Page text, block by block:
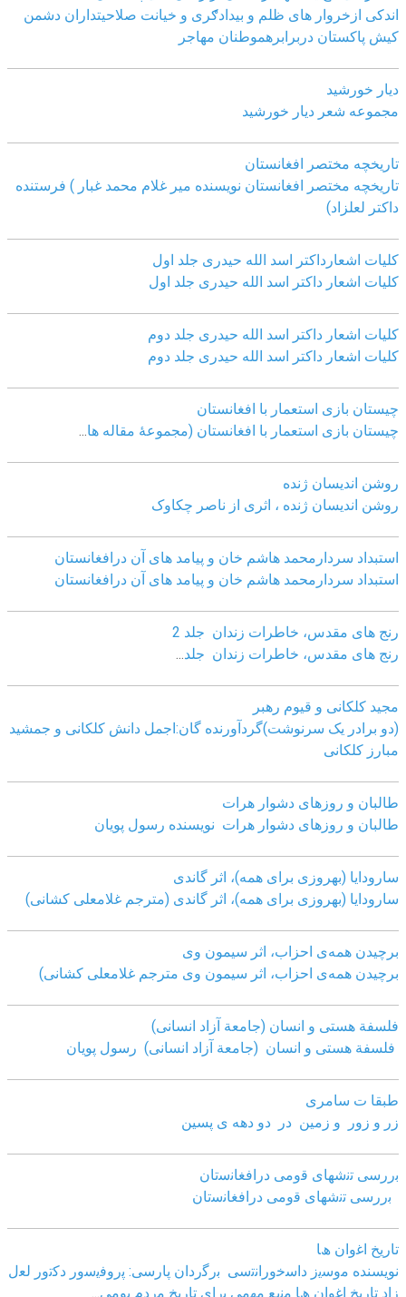
اندکی ازخروار ھای ظلم و بیدادګری و خیانت صلاحیتداران دشمن
کیش پاکستان دربرابرھموطنان مھاجر
دیار خورشید
مجموعه شعر دیار خورشید
تاریخچه مختصر افغانستان
تاریخچه مختصر افغانستان نویسنده میر غلام محمد غبار ) فرستنده
داکتر لعلزاد)
کلیات اشعارداکتر اسد الله حیدری جلد اول
کلیات اشعار داکتر اسد الله حیدری جلد اول
کلیات اشعار داکتر اسد الله حیدری جلد دوم
کلیات اشعار داکتر اسد الله حیدری جلد دوم
چيستان بازی استعمار با افغانستان
چيستان بازی استعمار با افغانستان (مجموعۀ مقاله ها
روشن اندیسان ژنده
روشن اندیسان ژنده ، اثری از ناصر چکاوک
استبداد سردارمحمد هاشم خان و پیامد های آن درافغانستان
استبداد سردارمحمد هاشم خان و پیامد های آن درافغانستان
رنج های مقدس، خاطرات زندان جلد 2
رنج های مقدس، خاطرات زندان جلد
مجید کلکانی و قیوم رهبر
(دو برادر یک سرنوشت)گردآورنده گان:اجمل دانش کلکانی و جمشید
مبارز کلکانی
طالبان و روزهای دشوار هرات
طالبان و روزهای دشوار هرات نویسنده رسول پویان
سارودایا (بهروزی برای همه)، اثر گاندی
سارودایا (بهروزی برای همه)، اثر گاندی (مترجم غلامعلی کشانی)
برچیدن همه‌ی احزاب، اثر سیمون وی
برچیدن همه‌ی احزاب، اثر سیمون وی مترجم غلامعلی کشانی)
فلسفة هستی و انسان (جامعة آزاد انسانی)
فلسفة هستی و انسان (جامعة آزاد انسانی) رسول پویان
طبقا ت سامری
زر و زور و زمین در دو دهه ی پسین
ﺑررﺳﯽ ﺗﻧﺷﮭﺎی ﻗوﻣﯽ دراﻓﻐﺎﻧﺳﺗﺎن
ﺑررﺳﯽ ﺗﻧﺷﮭﺎی ﻗوﻣﯽ دراﻓﻐﺎﻧﺳﺗﺎن
ﺗﺎرﯾﺦ اﻏوان ھﺎ
نویسنده ﻣوﺳﯾز داﺳﺧوراﻧﺗﺳﯽ ﺑرﮔردان ﭘﺎرﺳﯽ: ﭘروﻓﯾﺳور دﮐﺗور ﻟﻌل
زاد ﺗﺎرﯾﺦ اﻏوان ھﺎ ﻣﻧﺑﻊ ﻣﮭﻣﯽ ﺑرای ﺗﺎرﯾﺦ ﻣردم ﺑوﻣﯽ